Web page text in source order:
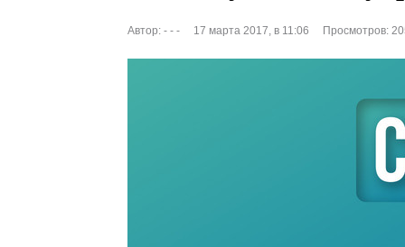
Автор: - - - 17 марта 2017, в 11:06 Просмотров: